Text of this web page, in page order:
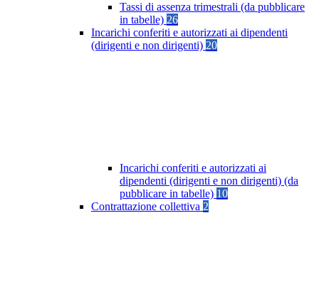
Tassi di assenza trimestrali (da pubblicare
in tabelle) 26
Incarichi conferiti e autorizzati ai dipendenti
(dirigenti e non dirigenti) 20
Incarichi conferiti e autorizzati ai
dipendenti (dirigenti e non dirigenti) (da
pubblicare in tabelle) 10
Contrattazione collettiva 2